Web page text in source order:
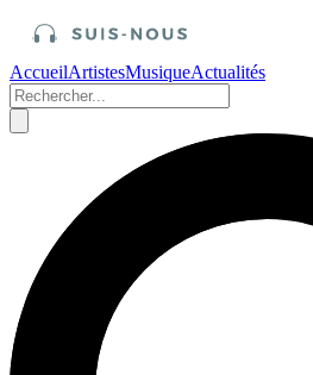
AccueilArtistesMusiqueActualités